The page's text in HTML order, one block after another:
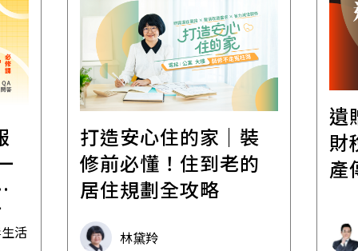
活
打造安心住的家｜裝
修前必懂！住到老的
居住規劃全攻略
林黛羚
遺
財
產